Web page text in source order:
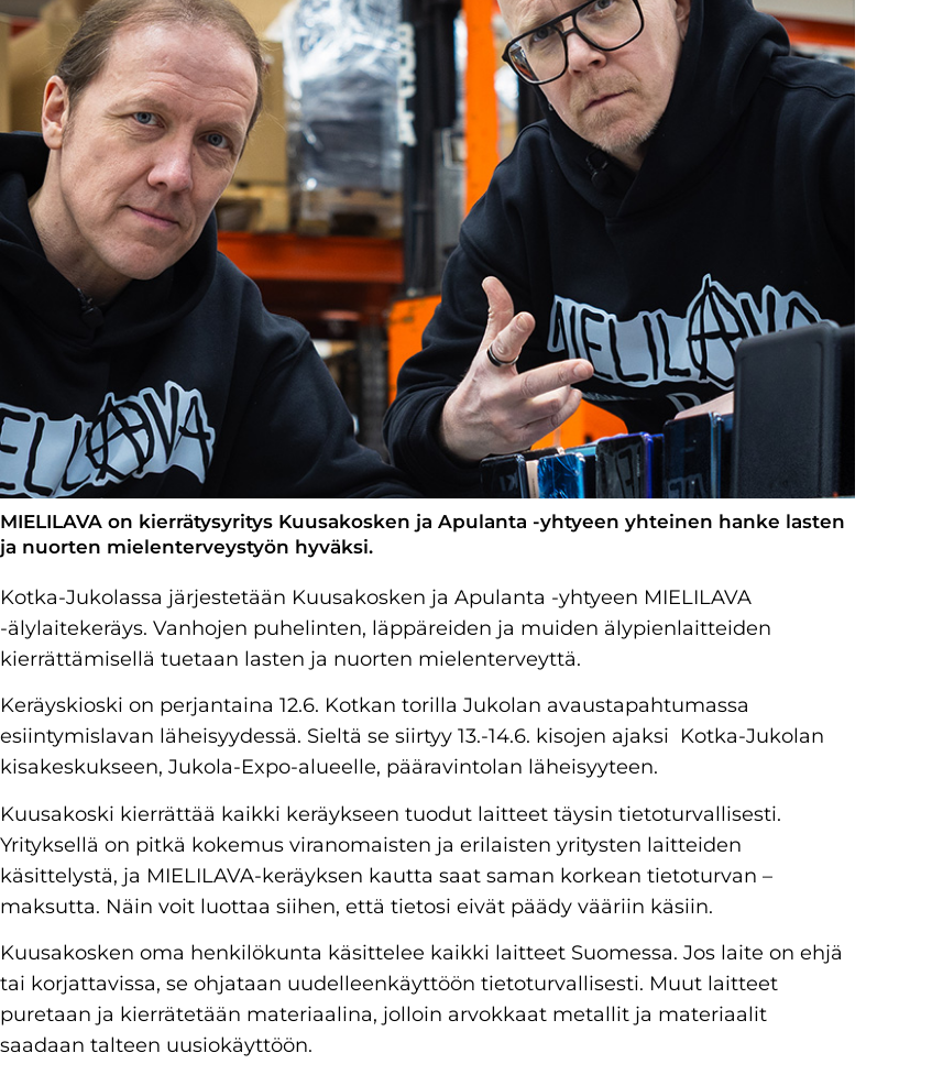
MIELILAVA on kierrätysyritys Kuusakosken ja Apulanta -yhtyeen yhteinen hanke lasten
ja nuorten mielenterveystyön hyväksi.
Kotka-Jukolassa järjestetään Kuusakosken ja Apulanta -yhtyeen MIELILAVA
-älylaitekeräys. Vanhojen puhelinten, läppäreiden ja muiden älypienlaitteiden
kierrättämisellä tuetaan lasten ja nuorten mielenterveyttä.
Keräyskioski on perjantaina 12.6. Kotkan torilla Jukolan avaustapahtumassa
esiintymislavan läheisyydessä. Sieltä se siirtyy 13.-14.6. kisojen ajaksi Kotka-Jukolan
kisakeskukseen, Jukola-Expo-alueelle, pääravintolan läheisyyteen.
Kuusakoski kierrättää kaikki keräykseen tuodut laitteet täysin tietoturvallisesti.
Yrityksellä on pitkä kokemus viranomaisten ja erilaisten yritysten laitteiden
käsittelystä, ja MIELILAVA-keräyksen kautta saat saman korkean tietoturvan –
maksutta. Näin voit luottaa siihen, että tietosi eivät päädy vääriin käsiin.
Kuusakosken oma henkilökunta käsittelee kaikki laitteet Suomessa. Jos laite on ehjä
tai korjattavissa, se ohjataan uudelleenkäyttöön tietoturvallisesti. Muut laitteet
puretaan ja kierrätetään materiaalina, jolloin arvokkaat metallit ja materiaalit
saadaan talteen uusiokäyttöön.